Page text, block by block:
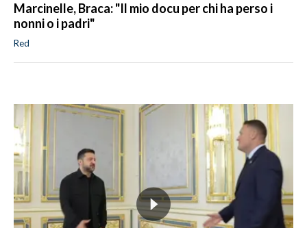
Marcinelle, Braca: "Il mio docu per chi ha perso i
nonni o i padri"
Red